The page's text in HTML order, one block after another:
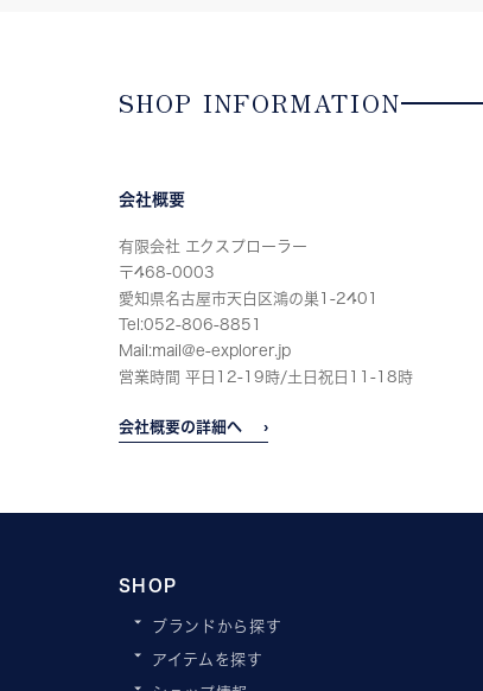
SHOP INFORMATION
会社概要
有限会社 エクスプローラー
〒468-0003
愛知県名古屋市天白区鴻の巣1-2401
Tel:052-806-8851
Mail:mail@e-explorer.jp
営業時間 平日12-19時/土日祝日11-18時
会社概要の詳細へ
SHOP
ブランドから探す
アイテムを探す